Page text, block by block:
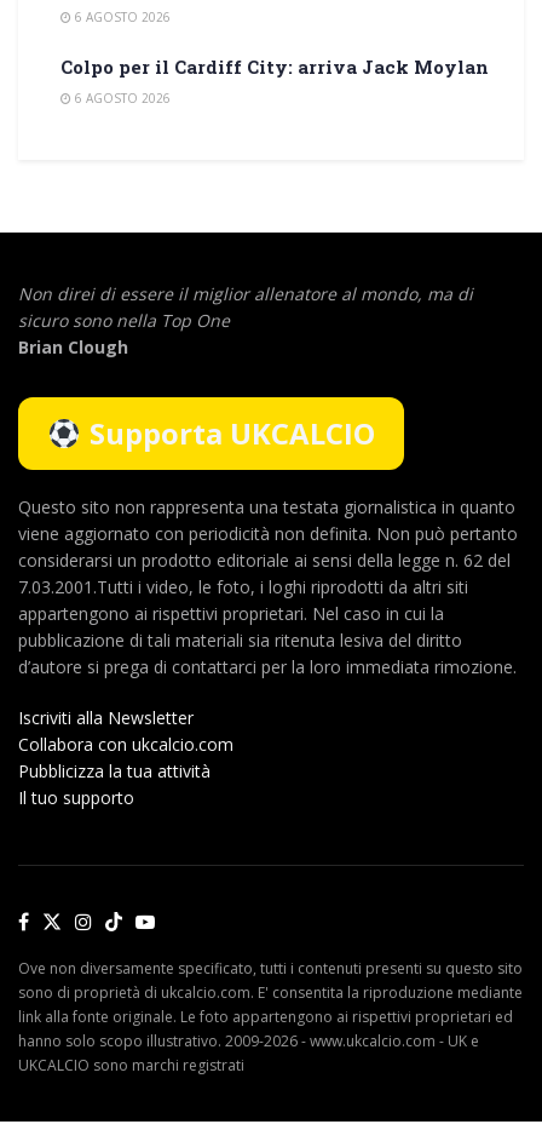
6 AGOSTO 2026
Colpo per il Cardiff City: arriva Jack Moylan
6 AGOSTO 2026
Non direi di essere il miglior allenatore al mondo, ma di
sicuro sono nella Top One
Brian Clough
Supporta UKCALCIO
Questo sito non rappresenta una testata giornalistica in quanto
viene aggiornato con periodicità non definita. Non può pertanto
considerarsi un prodotto editoriale ai sensi della legge n. 62 del
7.03.2001.Tutti i video, le foto, i loghi riprodotti da altri siti
appartengono ai rispettivi proprietari. Nel caso in cui la
pubblicazione di tali materiali sia ritenuta lesiva del diritto
d’autore si prega di contattarci per la loro immediata rimozione.
Iscriviti alla Newsletter
Collabora con ukcalcio.com
Pubblicizza la tua attività
Il tuo supporto
Ove non diversamente specificato, tutti i contenuti presenti su questo sito
sono di proprietà di ukcalcio.com. E' consentita la riproduzione mediante
link alla fonte originale. Le foto appartengono ai rispettivi proprietari ed
hanno solo scopo illustrativo. 2009-2026 - www.ukcalcio.com - UK e
UKCALCIO sono marchi registrati